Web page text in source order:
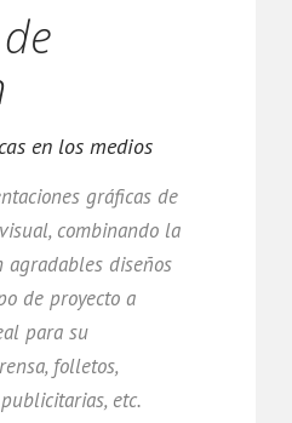
en los medios
gráficas de
combinando la
agradables diseños
de proyecto a
para su
folletos,
etc.